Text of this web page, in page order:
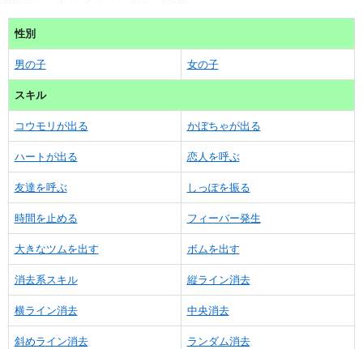
性別
男の子 女の子
スキル
コウモリが出る かぼちゃが出る
ハートが出る 恋人を呼ぶ
友達を呼ぶ しっぽを振る
時間を止める フィーバー発生
大きなツムを出す ボムを出す
消去系スキル 縦ライン消去
横ライン消去 中央消去
斜めライン消去 ランダム消去